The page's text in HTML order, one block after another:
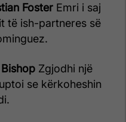
Foster Emri i saj
të ish-partneres së
Zgjodhi një
se kërkoheshin